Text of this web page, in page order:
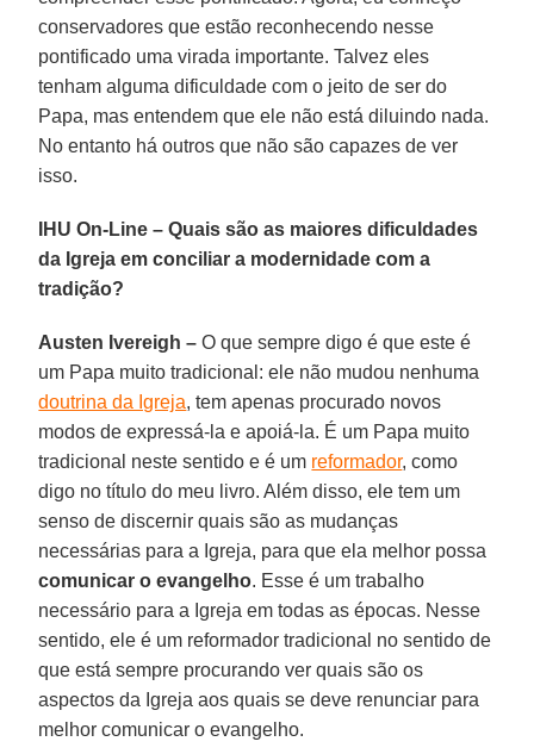
conservadores que estão reconhecendo nesse
pontificado uma virada importante. Talvez eles
tenham alguma dificuldade com o jeito de ser do
Papa, mas entendem que ele não está diluindo nada.
No entanto há outros que não são capazes de ver
isso.
IHU On-Line – Quais são as maiores dificuldades
da Igreja em conciliar a modernidade com a
tradição?
Austen Ivereigh – O que sempre digo é que este é
um Papa muito tradicional: ele não mudou nenhuma
doutrina da Igreja, tem apenas procurado novos
modos de expressá-la e apoiá-la. É um Papa muito
tradicional neste sentido e é um reformador, como
digo no título do meu livro. Além disso, ele tem um
senso de discernir quais são as mudanças
necessárias para a Igreja, para que ela melhor possa
comunicar o evangelho. Esse é um trabalho
necessário para a Igreja em todas as épocas. Nesse
sentido, ele é um reformador tradicional no sentido de
que está sempre procurando ver quais são os
aspectos da Igreja aos quais se deve renunciar para
melhor comunicar o evangelho.